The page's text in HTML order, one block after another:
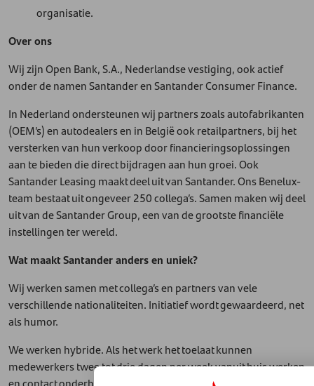
organisatie.
Over ons
Wij zijn Open Bank, S.A., Nederlandse vestiging, ook actief
onder de namen Santander en Santander Consumer Finance.
In Nederland ondersteunen wij partners zoals autofabrikanten
(OEM’s) en autodealers en in België ook retailpartners, bij het
versterken van hun verkoop door financieringsoplossingen
aan te bieden die direct bijdragen aan hun groei. Ook
Santander Leasing maakt deel uit van Santander. Ons Benelux-
team bestaat uit ongeveer 250 collega’s. Samen maken wij deel
uit van de Santander Group, een van de grootste financiële
instellingen ter wereld.
Wat maakt Santander anders en uniek?
Wij werken samen met collega’s en partners van vele
verschillende nationaliteiten. Initiatief wordt gewaardeerd, net
als humor.
We werken hybride. Als het werk het toelaat kunnen
medewerkers twee tot drie dagen per week vanuit huis werken